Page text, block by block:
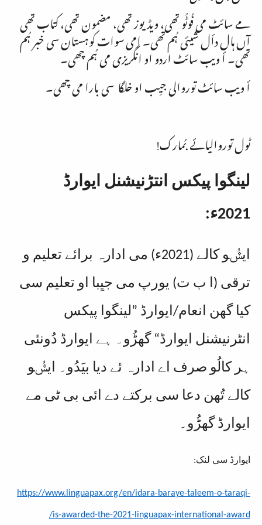
مے سائٹ می فُوٹُو تھی، ویڈیوز تھی، مضمون تھی، کتاب تھی
آں ہال دأل شیئی ہُم تھی۔ اِمی سوات کوہستان سی خبر ہُم
تھی۔ أ ویب سائٹ اردو او انگریزی می ہُم چھی۔
أ ویب سائٹ توروالی جیِب او خلگا سی بارا می چھی۔
ٹول توروالیائے بُمارک!
لینگوا پیکس انتڑنیشنل ایوارڈ
2021ء:
ایݜُو کالے (2021ء) می ادارہ برائے تعلیم و
ترقی (ا ب ت) یورپ می جیِبا او تعلیم سی
کیا گھن انعام/ایوارڈ ”لینگوا پیکس
انٹرنیشنل ایوارڈ“ گھڑُو۔ ہے ایوارڈ دُونئی
ہر کالُو صرف اے ادارہ ئے دیا بیَدُو۔ ایݜُو
کالے تُھن دعا سی برکتے دے ائی بی ٹی مے
ایوارڈ گھڑُو۔
ایوارڈ سی لنک:
https://www.linguapax.org/en/idara-baraye-taleem-o-taraqi-
is-awarded-the-2021-linguapax-international-award/